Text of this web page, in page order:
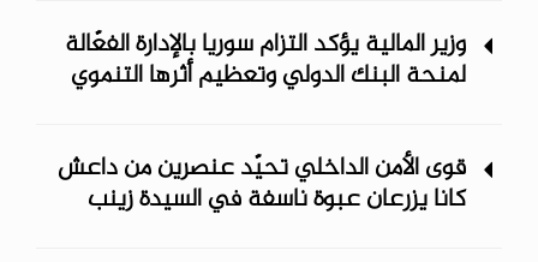
وزير المالية يؤكد التزام سوريا بالإدارة الفعّالة
لمنحة البنك الدولي وتعظيم أثرها التنموي
قوى الأمن الداخلي تحيّد عنصرين من داعش
كانا يزرعان عبوة ناسفة في السيدة زينب